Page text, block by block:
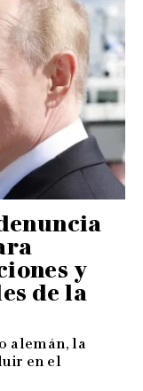
y
de la
alemán, la
en el